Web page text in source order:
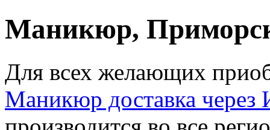
Маникюр,
Для всех желающих
Маникюр доставка через